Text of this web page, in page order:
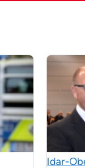
Idar-